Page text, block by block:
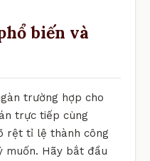
biến và
trường hợp cho
trực tiếp cùng
rệt tỉ lệ thành công
muốn. Hãy bắt đầu